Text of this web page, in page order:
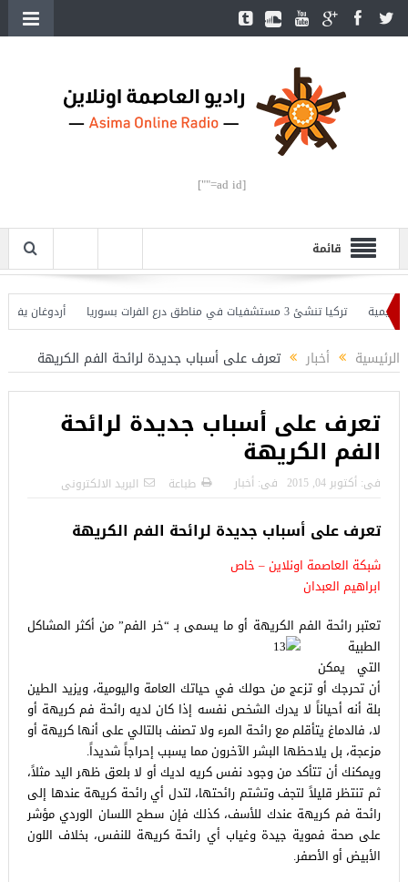
[ad id=""]
قائمة
تركيا تنشئ 3 مستشفيات في مناطق درع الفرات بسوريا
أردوغان يفتتح
الرئيسية أخبار تعرف على أسباب جديدة لرائحة الفم الكريهة
تعرف على أسباب جديدة لرائحة
الفم الكريهة
فى: أكتوبر 04, 2015 فى: أخبار طباعة البريد الالكترونى
تعرف على أسباب جديدة لرائحة الفم الكريهة
شبكة العاصمة اونلاين – خاص
ابراهيم العبدان
تعتبر رائحة الفم الكريهة أو ما يسمى بـ “خر الفم” من أكثر المشاكل
الطبية
التي يمكن
أن تحرجك أو تزعج من حولك في حياتك العامة واليومية، ويزيد الطين
بلة أنه أحياناً لا يدرك الشخص نفسه إذا كان لديه رائحة فم كريهة أو
لا، فالدماغ يتأقلم مع رائحة المرء ولا تصنف بالتالي على أنها كريهة أو
مزعجة، بل يلاحظها البشر الآخرون مما يسبب إحراجاً شديداً.
ويمكنك أن تتأكد من وجود نفس كريه لديك أو لا بلعق ظهر اليد مثلاً،
ثم تنتظر قليلاً لتجف وتشتم رائحتها، لتدل أي رائحة كريهة عندها إلى
رائحة فم كريهة عندك للأسف، كذلك فإن سطح اللسان الوردي مؤشر
على صحة فموية جيدة وغياب أي رائحة كريهة للنفس، بخلاف اللون
الأبيض أو الأصفر.